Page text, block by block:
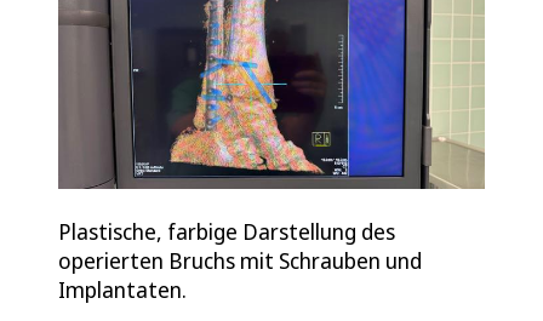
Plastische, farbige Darstellung des
operierten Bruchs mit Schrauben und
Implantaten.